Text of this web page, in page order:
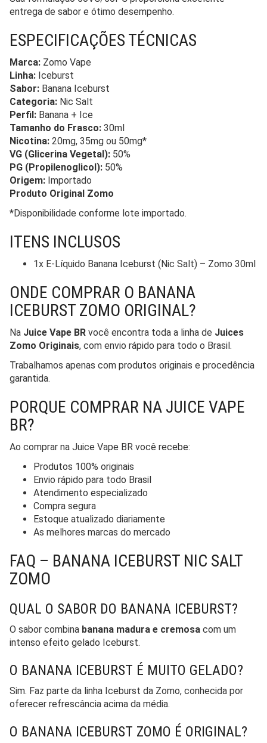
entrega de sabor e ótimo desempenho.
ESPECIFICAÇÕES TÉCNICAS
Marca: Zomo Vape
Linha: Iceburst
Sabor: Banana Iceburst
Categoria: Nic Salt
Perfil: Banana + Ice
Tamanho do Frasco: 30ml
Nicotina: 20mg, 35mg ou 50mg*
VG (Glicerina Vegetal): 50%
PG (Propilenoglicol): 50%
Origem: Importado
Produto Original Zomo
*Disponibilidade conforme lote importado.
ITENS INCLUSOS
1x E-Líquido Banana Iceburst (Nic Salt) – Zomo 30ml
ONDE COMPRAR O BANANA
ICEBURST ZOMO ORIGINAL?
Na Juice Vape BR você encontra toda a linha de Juices
Zomo Originais, com envio rápido para todo o Brasil.
Trabalhamos apenas com produtos originais e procedência
garantida.
PORQUE COMPRAR NA JUICE VAPE
BR?
Ao comprar na Juice Vape BR você recebe:
Produtos 100% originais
Envio rápido para todo Brasil
Atendimento especializado
Compra segura
Estoque atualizado diariamente
As melhores marcas do mercado
FAQ – BANANA ICEBURST NIC SALT
ZOMO
QUAL O SABOR DO BANANA ICEBURST?
O sabor combina banana madura e cremosa com um
intenso efeito gelado Iceburst.
O BANANA ICEBURST É MUITO GELADO?
Sim. Faz parte da linha Iceburst da Zomo, conhecida por
oferecer refrescância acima da média.
O BANANA ICEBURST ZOMO É ORIGINAL?